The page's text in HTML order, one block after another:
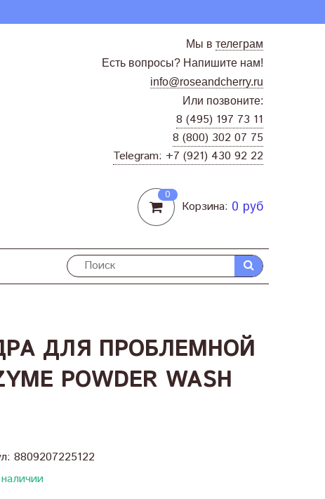
Мы в телеграм
Есть вопросы? Напишите нам!
info@roseandcherry.ru
Или позвоните:
8 (495) 197 73 11
8 (800) 302 07 75
Telegram: +7 (921) 430 92 22
0
Корзина: 0 руб
ДЛЯ ПРОБЛЕМНОЙ
POWDER WASH
8809207225122